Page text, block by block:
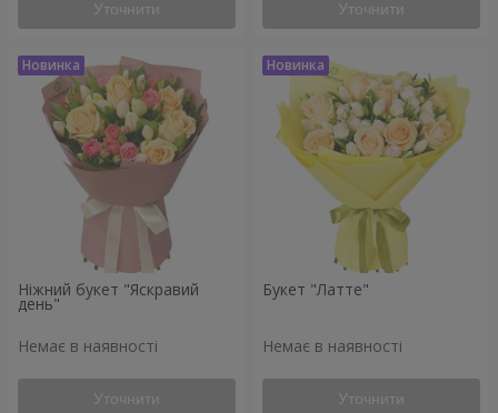
Уточнити Уточнити
Ніжний букет "Яскравий
день"
Немає в наявності
Уточнити
Букет "Латте"
Немає в наявності
Уточнити